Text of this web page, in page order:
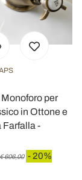
per
in Ottone e
Farfalla -
€ 606,00 - 20%